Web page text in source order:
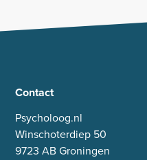
Contact
Psycholoog.nl
Winschoterdiep 50
9723 AB Groningen